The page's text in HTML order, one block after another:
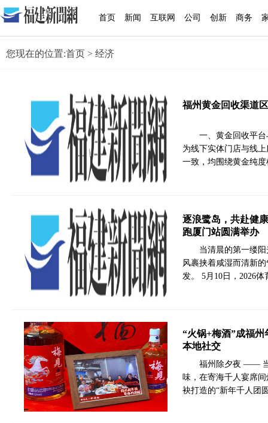
首页 新闻 互联网 公司 创新 商务
您现在的位置:首页 > 经济
福州黄金回收渠道
一、黄金回收平
为线下实体门店与线
一致，均围绕黄金纯
逐浪鹭岛，共赴健
跑厦门站圆满举办
当清晨的第一缕
风裹挟着咸湿而清新
发。 5月10日，2026
“火锅+梅酒”成福
本地社交
福州除夕夜 ——
味，在寄海千人宴席
袂打造的“新年千人团